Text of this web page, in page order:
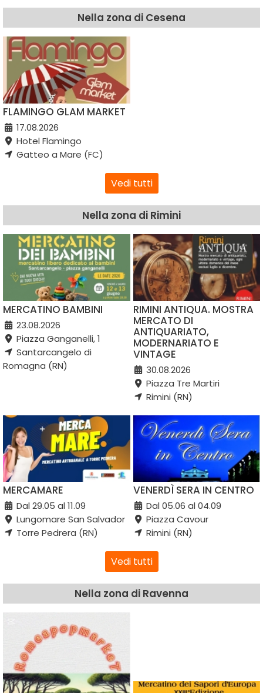
Nella zona di Cesena
FLAMINGO GLAM MARKET
17.08.2026
Hotel Flamingo
Gatteo a Mare (FC)
Vedi tutti
Nella zona di Rimini
MERCATINO BAMBINI
23.08.2026
Piazza Ganganelli, 1
Santarcangelo di
Romagna (RN)
RIMINI ANTIQUA. MOSTRA
MERCATO DI
ANTIQUARIATO,
MODERNARIATO E
VINTAGE
30.08.2026
Piazza Tre Martiri
Rimini (RN)
MERCAMARE
Dal 29.05 al 11.09
Lungomare San Salvador
Torre Pedrera (RN)
VENERDÌ SERA IN CENTRO
Dal 05.06 al 04.09
Piazza Cavour
Rimini (RN)
Vedi tutti
Nella zona di Ravenna